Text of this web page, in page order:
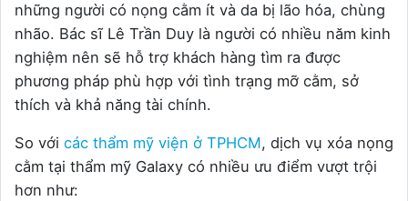
những người có nọng cằm ít và da bị lão hóa, chùng
nhão. Bác sĩ Lê Trần Duy là người có nhiều năm kinh
nghiệm nên sẽ hỗ trợ khách hàng tìm ra được
phương pháp phù hợp với tình trạng mỡ cằm, sở
thích và khả năng tài chính.
So với các thẩm mỹ viện ở TPHCM, dịch vụ xóa nọng
cằm tại thẩm mỹ Galaxy có nhiều ưu điểm vượt trội
hơn như: